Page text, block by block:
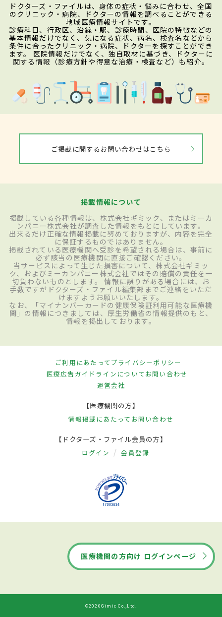
ドクターズ・ファイルは、身体の症状・悩みに合わせ、全国
のクリニック・病院、ドクターの情報を調べることができる
地域医療情報サイトです。
診療科目、行政区、沿線・駅、診療時間、医院の特徴などの
基本情報だけでなく、気になる症状、病名、検査名などから
条件に合ったクリニック・病院、ドクターを探すことができ
ます。 医院情報だけでなく、独自取材に基づき、ドクターに
関する情報（診療方針や得意な治療・検査など）も紹介。
ご掲載に関するお問い合わせはこちら
掲載情報について
掲載している各種情報は、株式会社ギミック、またはミーカ
ンパニー株式会社が調査した情報をもとにしています。
出来るだけ正確な情報掲載に努めておりますが、内容を完全
に保証するものではありません。
掲載されている医療機関へ受診を希望される場合は、事前に
必ず該当の医療機関に直接ご確認ください。
当サービスによって生じた損害について、株式会社ギミッ
ク、およびミーカンパニー株式会社ではその賠償の責任を一
切負わないものとします。 情報に誤りがある場合には、お
手数ですがドクターズ・ファイル編集部までご連絡をいただ
けますようお願いいたします。
なお、「マイナンバーカードの健康保険証利用可能な医療機
関」の情報につきましては、厚生労働省の情報提供のもと、
情報を掲出しております。
ご利用にあたってプライバシーポリシー
医療広告ガイドラインについてお問い合わせ
運営会社
【医療機関の方】
情報掲載にあたって お問い合わせ
【ドクターズ・ファイル会員の方】
ログイン 会員登録
医療機関の方向け ログインページ
©2026Gimic Co.,Ltd.